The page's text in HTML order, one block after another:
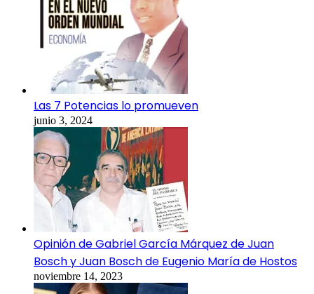
Las 7 Potencias lo promueven
junio 3, 2024
Opinión de Gabriel García Márquez de Juan
Bosch y Juan Bosch de Eugenio María de Hostos
noviembre 14, 2023